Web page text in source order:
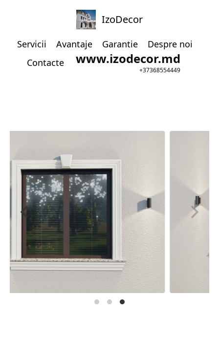
IzoDecor
Servicii Avantaje Garantie
Despre noi
Contacte
www.izodecor.md
+37368554449